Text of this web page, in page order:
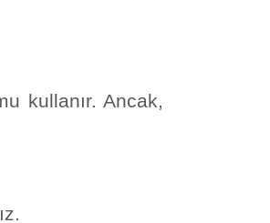
kullanır. Ancak,